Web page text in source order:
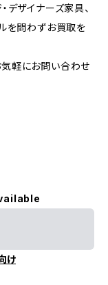
デザイナーズ家具、
ルを問わずお買取を
気軽にお問い合わせ
け